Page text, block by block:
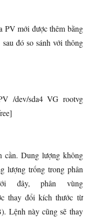
PV mới được thêm bằng
đó so sánh với thông
/dev/sda4 VG rootvg
Dung lượng không
lượng trống trong phân
đây, phân vùng
thay đổi kích thước từ
Lệnh này cũng sẽ thay